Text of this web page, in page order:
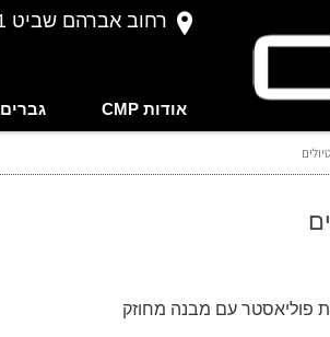
רחוב אברהם שביט 1, ראשון לציון
אודות CMP גברים
פוליאסטר עם מבנה מחוזק